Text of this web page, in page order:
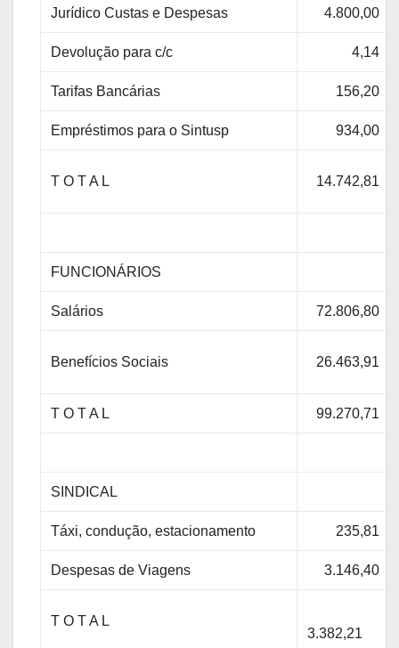
Jurídico Custas e Despesas 4.800,00
Devolução para c/c 4,14
Tarifas Bancárias 156,20
Empréstimos para o Sintusp 934,00
T O T A L 14.742,81
FUNCIONÁRIOS
Salários 72.806,80
Benefícios Sociais 26.463,91
T O T A L 99.270,71
SINDICAL
Táxi, condução, estacionamento 235,81
Despesas de Viagens 3.146,40
T O T A L
3.382,21